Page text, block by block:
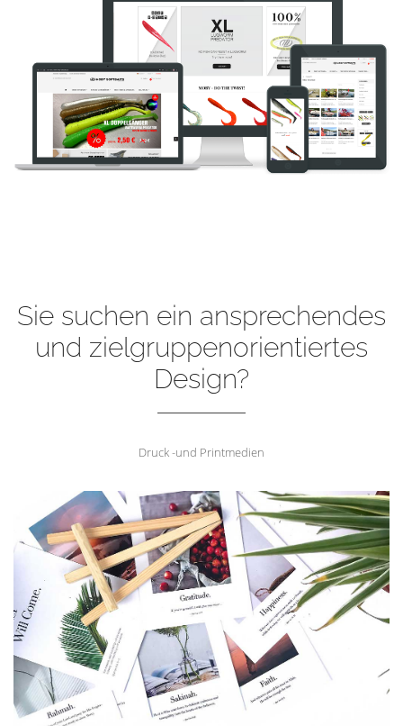
Sie suchen ein ansprechendes
und zielgruppenorientiertes
Design?
Druck -und Printmedien